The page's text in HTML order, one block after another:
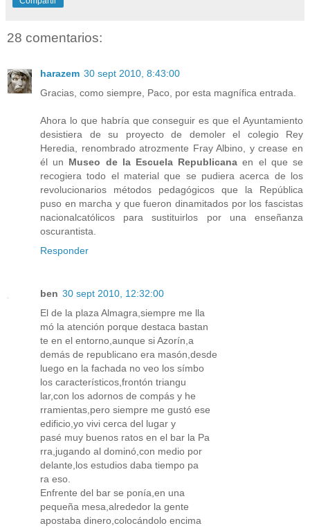
28 comentarios:
harazem 30 sept 2010, 8:43:00
Gracias, como siempre, Paco, por esta magnífica entrada.
Ahora lo que habría que conseguir es que el Ayuntamiento
desistiera de su proyecto de demoler el colegio Rey
Heredia, renombrado atrozmente Fray Albino, y crease en
él un Museo de la Escuela Republicana en el que se
recogiera todo el material que se pudiera acerca de los
revolucionarios métodos pedagógicos que la República
puso en marcha y que fueron dinamitados por los fascistas
nacionalcatólicos para sustituirlos por una enseñanza
oscurantista.
Responder
ben 30 sept 2010, 12:32:00
El de la plaza Almagra,siempre me lla
mó la atención porque destaca bastan
te en el entorno,aunque si Azorín,a
demás de republicano era masón,desde
luego en la fachada no veo los símbo
los característicos,frontón triangu
lar,con los adornos de compás y he
rramientas,pero siempre me gustó ese
edificio,yo vivi cerca del lugar y
pasé muy buenos ratos en el bar la Pa
rra,jugando al dominó,con medio por
delante,los estudios daba tiempo pa
ra eso.
Enfrente del bar se ponía,en una
pequeña mesa,alrededor la gente
apostaba dinero,colocándolo encima